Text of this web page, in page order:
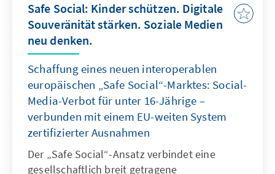
Safe Social: Kinder schützen. Digitale
Souveränität stärken. Soziale Medien
neu denken.
Schaffung eines neuen interoperablen
europäischen „Safe Social“-Marktes: Social-
Media-Verbot für unter 16-Jährige –
verbunden mit einem EU-weiten System
zertifizierter Ausnahmen
Der „Safe Social“-Ansatz verbindet eine
gesellschaftlich breit getragene